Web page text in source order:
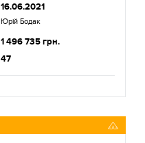
16.06.2021
Юрій Бодак
1 496 735 грн.
47